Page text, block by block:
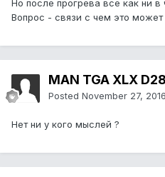
Но после прогрева все как ни
Вопрос - связи с чем это может
MAN TGA XLX
Posted November 27, 2016
Нет ни у кого мыслей ?